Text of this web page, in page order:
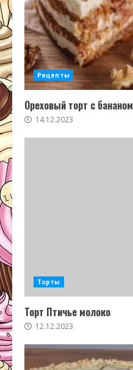
Рецепты
Ореховый торт с бананом
14.12.2023
Торты
Торт Птичье молоко
12.12.2023